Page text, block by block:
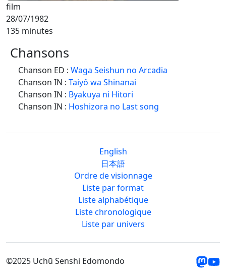
film
28/07/1982
135 minutes
Chansons
Chanson ED : Waga Seishun no Arcadia
Chanson IN : Taiyô wa Shinanai
Chanson IN : Byakuya ni Hitori
Chanson IN : Hoshizora no Last song
English
日本語
Ordre de visionnage
Liste par format
Liste alphabétique
Liste chronologique
Liste par univers
©2025 Uchū Senshi Edomondo